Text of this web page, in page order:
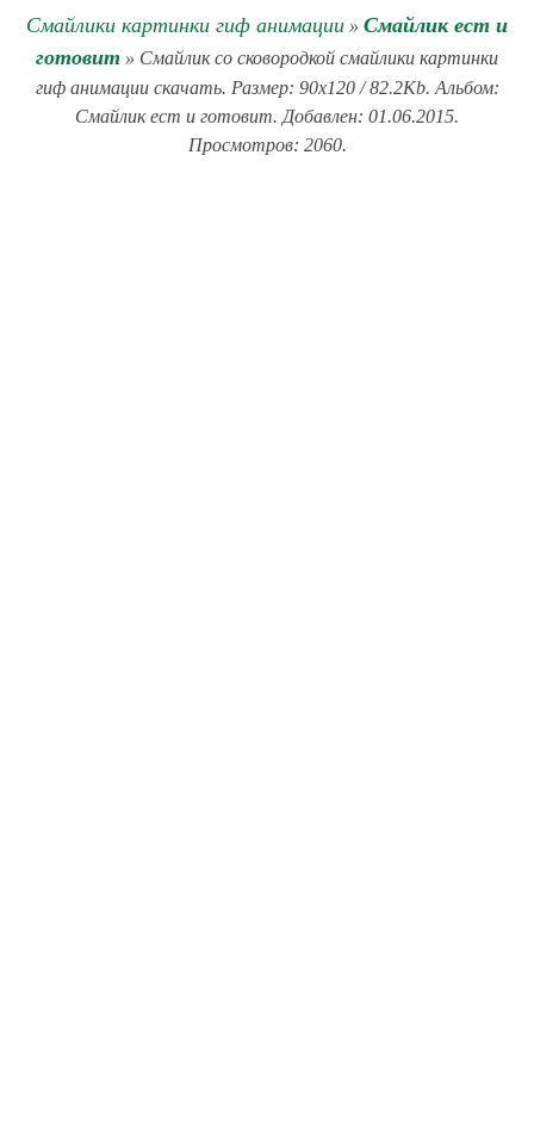
Смайлики картинки гиф анимации » Смайлик ест и
готовит » Смайлик со сковородкой смайлики картинки
гиф анимации скачать. Размер: 90x120 / 82.2Kb. Альбом:
Смайлик ест и готовит. Добавлен: 01.06.2015.
Просмотров: 2060.